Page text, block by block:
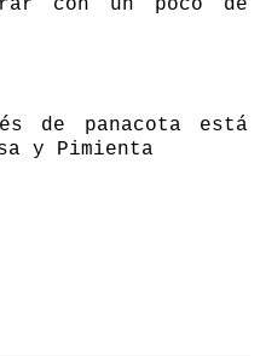
con un poco de
de panacota está
y Pimienta